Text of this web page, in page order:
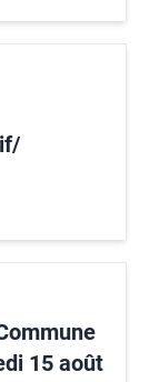
15 août